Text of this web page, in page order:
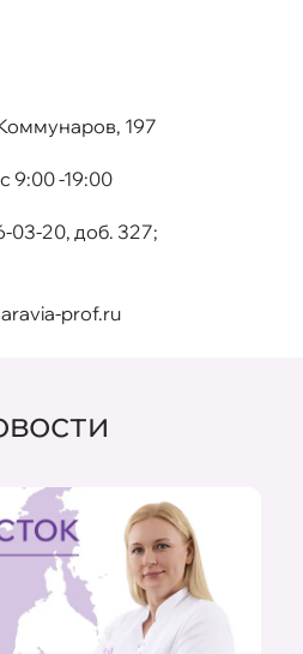
197
9:00 -19:00
03-20, доб. 327;
prof.ru